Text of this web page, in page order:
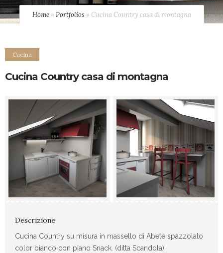
Home» Portfolios » Cucina Country casa di montagna
Cucina
Cucina Country casa di montagna
Descrizione
Cucina Country su misura in massello di Abete spazzolato
color bianco con piano Snack. (ditta Scandola).